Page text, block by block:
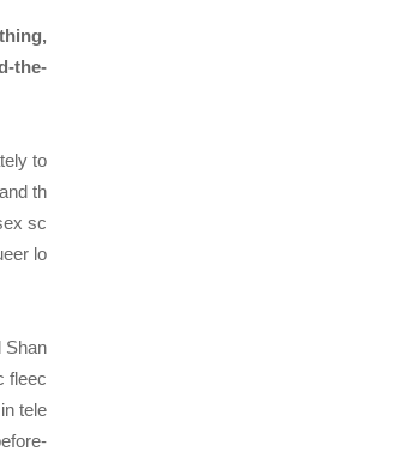
the-
to
th
sc
lo
Shan
fleec
tele